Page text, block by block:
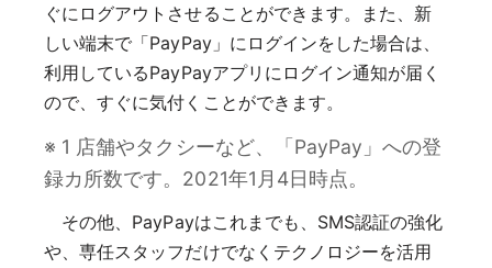
ぐにログアウトさせることができます。また、新
しい端末で「PayPay」にログインをした場合は、
利用しているPayPayアプリにログイン通知が届く
ので、すぐに気付くことができます。
※ 1 店舗やタクシーなど、「PayPay」への登
録カ所数です。2021年1月4日時点。
その他、PayPayはこれまでも、SMS認証の強化
や、専任スタッフだけでなくテクノロジーを活用